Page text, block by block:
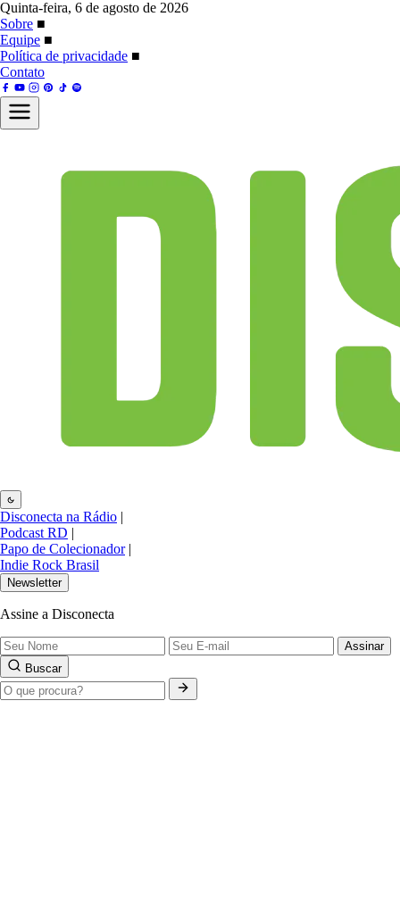
Quinta-feira, 6 de agosto de 2026
Sobre ■
Equipe ■
Política de privacidade ■
Contato
Disconecta na Rádio |
Podcast RD |
Papo de Colecionador |
Indie Rock Brasil
Newsletter
Assine a Disconecta
Assinar
Buscar